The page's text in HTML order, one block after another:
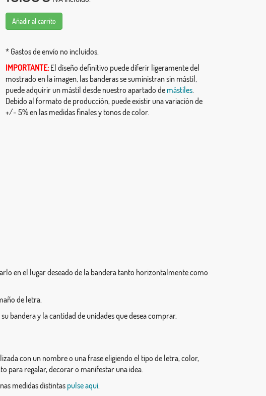
Añadir al carrito
* Gastos de envío no incluidos.
IMPORTANTE: El diseño definitivo puede diferir ligeramente del
mostrado en la imagen, las banderas se suministran sin mástil,
puede adquirir un mástil desde nuestro apartado de mástiles.
Debido al formato de producción, puede existir una variación de
+/- 5% en las medidas finales y tonos de color.
en el lugar deseado de la bandera tanto horizontalmente como
de letra.
bandera y la cantidad de unidades que desea comprar.
con un nombre o una frase eligiendo el tipo de letra, color,
para regalar, decorar o manifestar una idea.
medidas distintas pulse aquí.